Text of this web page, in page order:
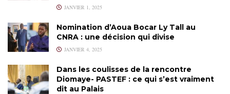
JANVIER 1, 2025
Nomination d’Aoua Bocar Ly Tall au
CNRA : une décision qui divise
JANVIER 4, 2025
Dans les coulisses de la rencontre
Diomaye- PASTEF : ce qui s’est vraiment
dit au Palais